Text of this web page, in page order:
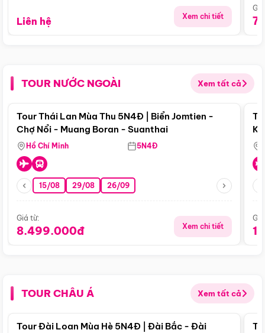
Liên hệ Xem chi tiết
TOUR NƯỚC NGOÀI Xem tất cả
Điểm nổi bật
Tour Thái Lan Mùa Thu 5N4Đ | Biển Jomtien -
Chợ Nổi - Muang Boran - Suanthai
Hồ Chí Minh 5N4Đ
15/08 29/08 26/09
Giá từ:
8.499.000đ Xem chi tiết
TOUR CHÂU Á Xem tất cả
Điểm nổi bật
Tour Đài Loan Mùa Hè 5N4Đ | Đài Bắc - Đài